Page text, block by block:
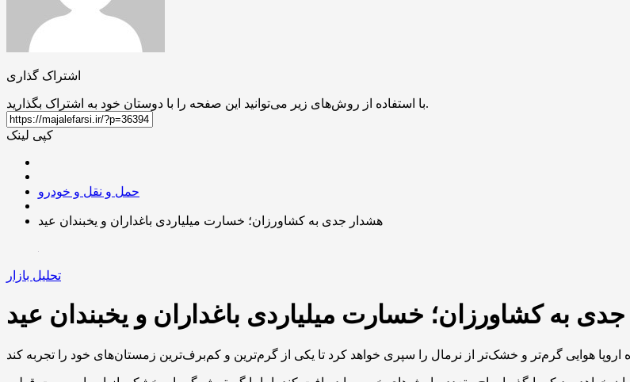
اشتراک گذاری
با استفاده از روش‌های زیر می‌توانید این صفحه را با دوستان خود به اشتراک بگذارید.
کپی لینک
حمل و نقل و خودرو
هشدار جدی به کشاورزان؛ خسارت میلیاردی باغداران و یخبندان عید
تحلیل بازار
به کشاورزان؛ خسارت میلیاردی باغداران و یخبندان عید